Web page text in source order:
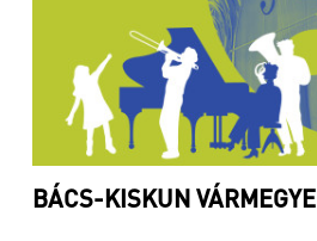
BÁCS-KISKUN VÁRMEGYE